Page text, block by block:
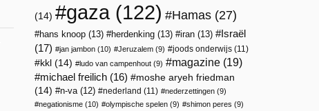
(14) gaza(122) Hamas (27)
hans knoop (13) herdenking (13) iran (13)
Israël
(17)
jan jambon (10) Jeruzalem (9) joods onderwijs (11)
kkl (14) ludo van campenhout (9) magazine (19)
michael freilich (16)
moshe aryeh friedman
(14)
n-va(12) nederland (11) nederzettingen (9)
negationisme (10) olympische spelen (9) shimon peres (9)